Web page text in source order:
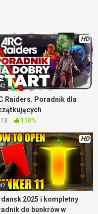
HD
Raiders. Poradnik dla
100%
HD
2025 i kompletny
do bunkrów w